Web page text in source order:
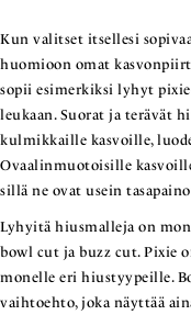
Kun valitset itsellesi
huomioon omat
sopii esimerkiksi lyhyt
leukaan. Suorat ja terävät
kulmikkaille kasvoille,
Ovaalinmuotoisille
sillä ne ovat usein
Lyhyitä hiusmalleja on
bowl cut ja buzz cut. Pixie
monelle eri hiustyypeille.
vaihtoehto, joka näyttää